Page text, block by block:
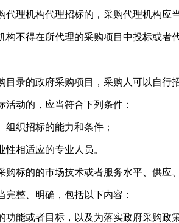
机构代理招标的，采购代理机构应当
得在所代理的采购项目中投标或者
的政府采购项目，采购人可以自行招
动的，应当符合下列条件：
织招标的能力和条件；
相适应的专业人员。
的的市场技术或者服务水平、供应、
、明确，包括以下内容：
能或者目标，以及为落实政府采购政策